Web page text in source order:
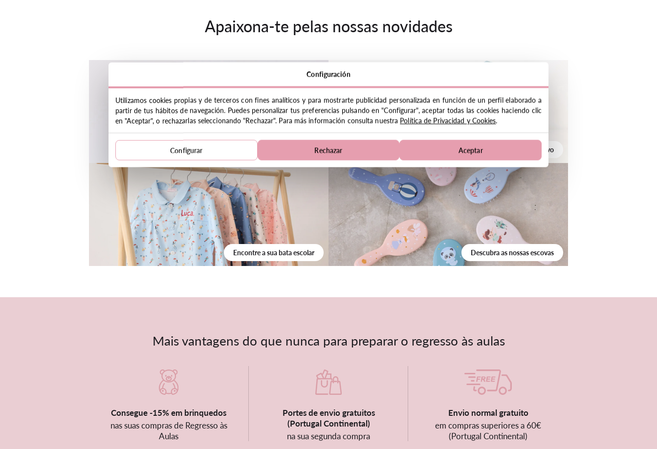
Apaixona-te pelas nossas novidades
Ver mochilas personalizáveis para o início do ano letivo
Encontre a sua bata escolar Descubra as nossas escovas
Mais vantagens do que nunca para preparar o regresso às aulas
Consegue -15% em brinquedos
nas suas compras de Regresso às
Aulas
Portes de envio gratuitos
(Portugal Continental)
na sua segunda compra
Envio normal gratuito
em compras superiores a 60€
(Portugal Continental)
Configuración
Utilizamos cookies propias y de terceros con fines analíticos y para mostrarte publicidad personalizada en función de un perfil elaborado a
partir de tus hábitos de navegación. Puedes personalizar tus preferencias pulsando en "Configurar", aceptar todas las cookies haciendo clic
en "Aceptar", o rechazarlas seleccionando "Rechazar". Para más información consulta nuestra Política de Privacidad y Cookies.
Configurar Rechazar Aceptar